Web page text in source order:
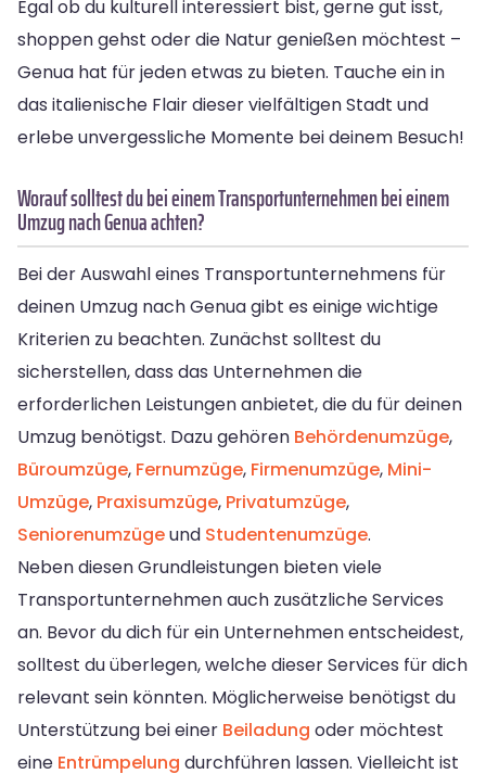
Egal ob du kulturell interessiert bist, gerne gut isst,
shoppen gehst oder die Natur genießen möchtest –
Genua hat für jeden etwas zu bieten. Tauche ein in
das italienische Flair dieser vielfältigen Stadt und
erlebe unvergessliche Momente bei deinem Besuch!
Worauf solltest du bei einem Transportunternehmen bei einem
Umzug nach Genua achten?
Bei der Auswahl eines Transportunternehmens für
deinen Umzug nach Genua gibt es einige wichtige
Kriterien zu beachten. Zunächst solltest du
sicherstellen, dass das Unternehmen die
erforderlichen Leistungen anbietet, die du für deinen
Umzug benötigst. Dazu gehören Behördenumzüge,
Büroumzüge, Fernumzüge, Firmenumzüge, Mini-
Umzüge, Praxisumzüge, Privatumzüge,
Seniorenumzügeund Studentenumzüge.
Neben diesen Grundleistungen bieten viele
Transportunternehmen auch zusätzliche Services
an. Bevor du dich für ein Unternehmen entscheidest,
solltest du überlegen, welche dieser Services für dich
relevant sein könnten. Möglicherweise benötigst du
Unterstützung bei einer Beiladung oder möchtest
eine Entrümpelung durchführen lassen. Vielleicht ist